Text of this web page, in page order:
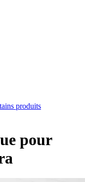
produits
pour